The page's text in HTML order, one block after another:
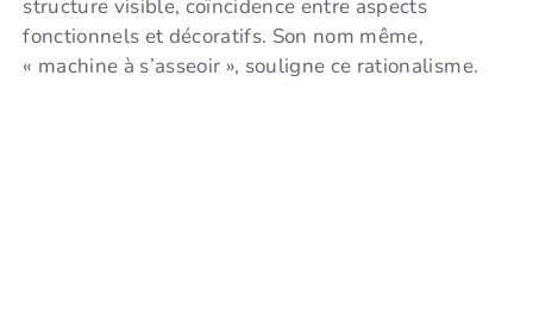
structure visible, coïncidence entre aspects
fonctionnels et décoratifs. Son nom même,
« machine à s’asseoir », souligne ce rationalisme.